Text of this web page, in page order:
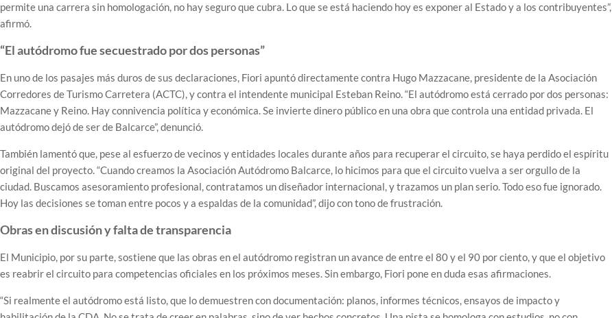
permite una carrera sin homologación, no hay seguro que cubra. Lo que se está haciendo hoy es exponer al Estado y a los contribuyentes”,
afirmó.
“El autódromo fue secuestrado por dos personas”
En uno de los pasajes más duros de sus declaraciones, Fiori apuntó directamente contra Hugo Mazzacane, presidente de la Asociación
Corredores de Turismo Carretera (ACTC), y contra el intendente municipal Esteban Reino. “El autódromo está cerrado por dos personas:
Mazzacane y Reino. Hay connivencia política y económica. Se invierte dinero público en una obra que controla una entidad privada. El
autódromo dejó de ser de Balcarce”, denunció.
También lamentó que, pese al esfuerzo de vecinos y entidades locales durante años para recuperar el circuito, se haya perdido el espíritu
original del proyecto. “Cuando creamos la Asociación Autódromo Balcarce, lo hicimos para que el circuito vuelva a ser orgullo de la
ciudad. Buscamos asesoramiento profesional, contratamos un diseñador internacional, y trazamos un plan serio. Todo eso fue ignorado.
Hoy las decisiones se toman entre pocos y a espaldas de la comunidad”, dijo con tono de frustración.
Obras en discusión y falta de transparencia
El Municipio, por su parte, sostiene que las obras en el autódromo registran un avance de entre el 80 y el 90 por ciento, y que el objetivo
es reabrir el circuito para competencias oficiales en los próximos meses. Sin embargo, Fiori pone en duda esas afirmaciones.
“Si realmente el autódromo está listo, que lo demuestren con documentación: planos, informes técnicos, ensayos de impacto y